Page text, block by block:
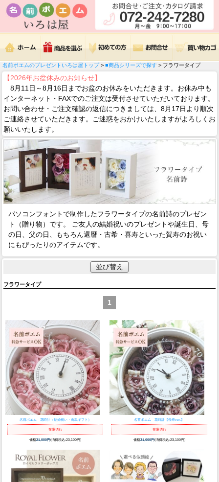
名前ポエムのプレゼントいろは屋トップ> ■商品シリーズで探す > フラワータイプ
【2026年お盆休みのお知らせ】
8月11日～8月16日までお盆のお休みをいただきます。お休み中も
インターネット・FAXでのご注文は受付させていただいております。
お問い合わせ・ご注文確認の返信につきましては、8月17日より順次
ご連絡させていただきます。ご迷惑をおかけいたしますがよろしくお
願いいたします。
パソコンフォントで制作したフラワータイプの名前詩のプレゼン
ト（贈り物）です。 ご友人の結婚祝いのプレゼントや誕生日、母
の日、父の日、もちろん還暦・古希・喜寿といった賀寿のお祝い
にもぴったりのアイテムです。
並び替え
フラワータイプ
1
名前ポエム 花時計（結婚祝い・両親ギフト）
在庫切れ
価格21,000円(消費税込:23,100円)
名前ポエム 花時計【長寿ver.】
在庫切れ
価格21,000円(消費税込:23,100円)